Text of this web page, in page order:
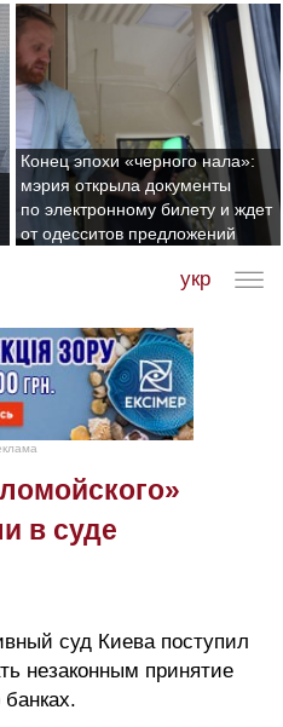
Конец эпохи «черного нала»:
мэрия открыла документы
по электронному билету и ждет
от одесситов предложений
укр
в суде
суд Киева поступил
незаконным принятие